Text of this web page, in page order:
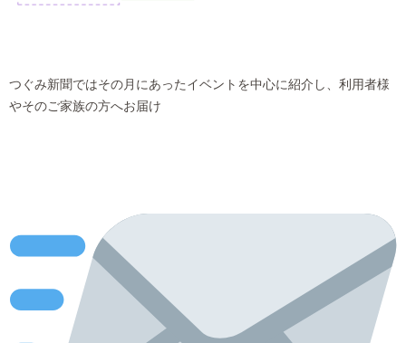
つぐみ新聞ではその月にあったイベントを中心に紹介し、利用者様
やそのご家族の方へお届け